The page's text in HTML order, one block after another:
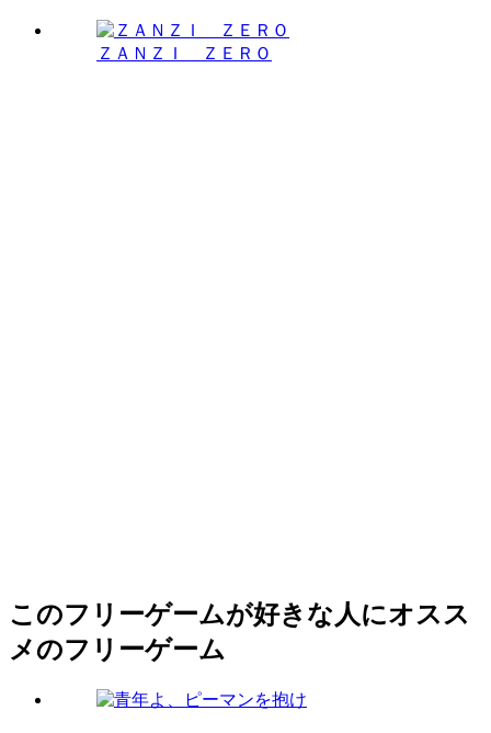
ＺＡＮＺＩ ＺＥＲＯ
このフリーゲームが好きな人にオスス
メのフリーゲーム